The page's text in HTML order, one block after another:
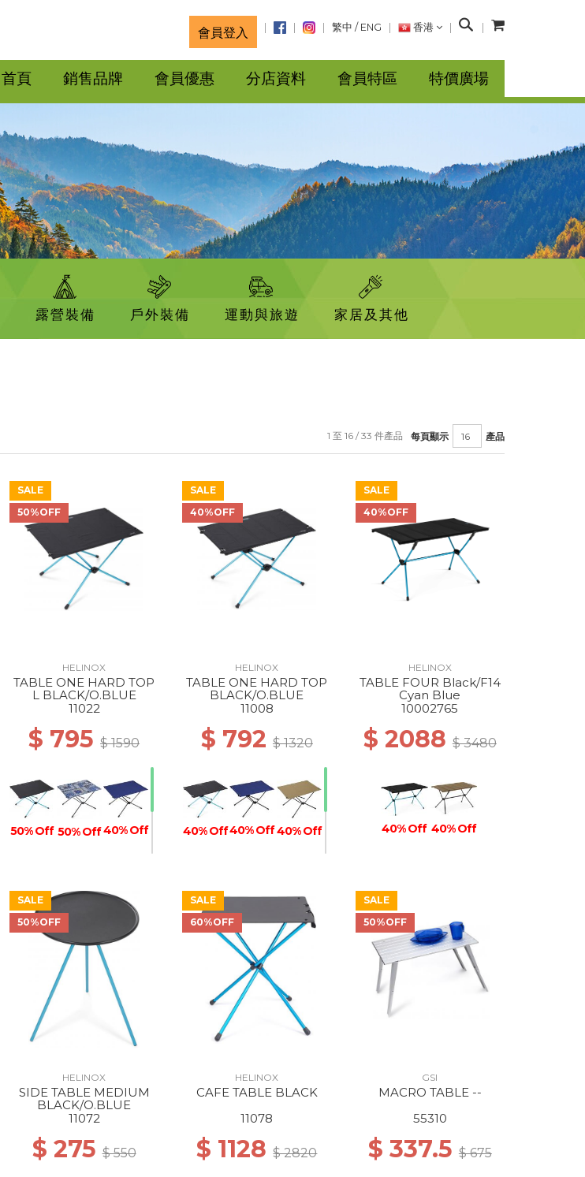
會員登入 繁中 / ENG 香港
搜
首頁 銷售品牌 會員優惠 分店資料 會員特區 特價廣場
露營裝備 戶外裝備 運動與旅遊 家居及其他
每頁顯示 產品
1 至 16 / 33 件產品
SALE
50%OFF
HELINOX
TABLE ONE HARD TOP
L BLACK/O.BLUE
11022
$ 795$ 1590
50% Off 50% Off40% Off
40% Off
SALE
40%OFF
HELINOX
TABLE ONE HARD TOP
BLACK/O.BLUE
11008
$ 792 $ 1320
40% Off40% Off40% Off
40% Off
SALE
40%OFF
HELINOX
TABLE FOUR Black/F14
Cyan Blue
10002765
$ 2088 $ 3480
40% Off 40% Off
SALE
50%OFF
HELINOX
SIDE TABLE MEDIUM
BLACK/O.BLUE
11072
$ 275$ 550
SALE
60%OFF
HELINOX
CAFE TABLE BLACK
11078
$ 1128$ 2820
SALE
50%OFF
GSI
MACRO TABLE --
55310
$ 337.5 $ 675